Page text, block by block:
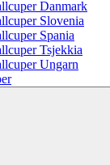
Danmark
Slovenia
Spania
Tsjekkia
Ungarn